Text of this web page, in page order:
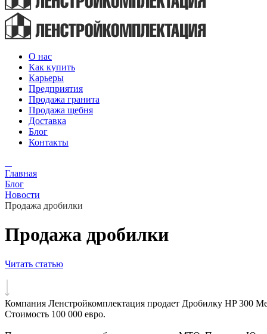
О нас
Как купить
Карьеры
Предприятия
Продажа гранита
Продажа щебня
Доставка
Блог
Контакты
Главная
Блог
Новости
Продажа дробилки
Продажа дробилки
Читать статью
Компания Ленстройкомплектация продает Дробилку HP 300
Стоимость 100 000 евро.